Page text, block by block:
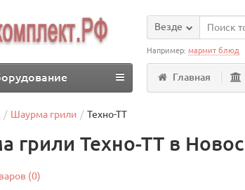
Везде
Например:мармит блюд
Главная
Шаурма грили Техно-ТТ
грили Техно-ТТ в
(0)